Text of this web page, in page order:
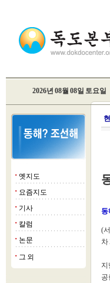
2026년 08월 08일 토요일
■ 옛지도
■ 요즘지도
■ 기사
■ 칼럼
■ 논문
■ 그 외
현
동
(
차
지
공